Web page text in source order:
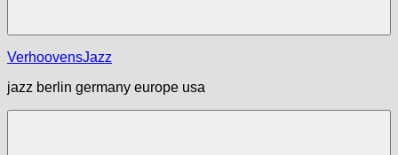
VerhoovensJazz
jazz berlin germany europe usa